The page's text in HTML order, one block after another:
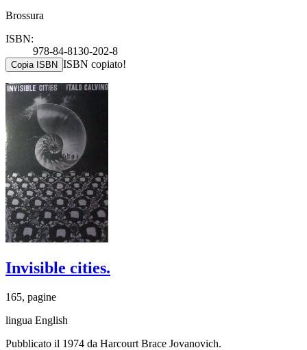
Brossura
ISBN:
978-84-8130-202-8
Copia ISBN ISBN copiato!
Invisible cities.
165, pagine
lingua English
Pubblicato il 1974 da Harcourt Brace Jovanovich.